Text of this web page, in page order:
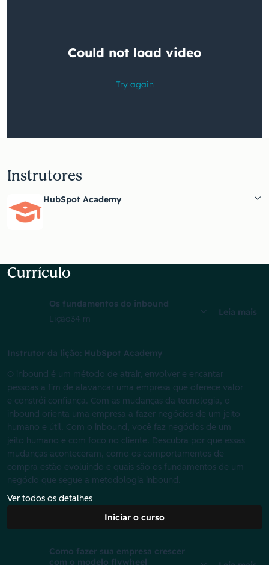
problemas
Instrutores
HubSpot Academy
Currículo
Os fundamentos do inbound
Lição34 m
Leia mais
Instrutor da lição: HubSpot Academy
O inbound é um método de atrair, envolver e encantar
pessoas a fim de alavancar uma empresa que oferece valor
e constrói confiança. Com as mudanças da tecnologia, o
inbound orienta uma empresa a fazer negócios de um jeito
humano e útil. Com o inbound, você faz negócios de um
jeito humano e com foco no cliente. Descubra por que essas
mudanças aconteceram, como os comportamentos de
compra estão evoluindo e quais são os fundamentos de um
negócio que segue a metodologia inbound.
Ver todos os detalhes
Iniciar o curso
Como fazer sua empresa crescer
com o modelo flywheel